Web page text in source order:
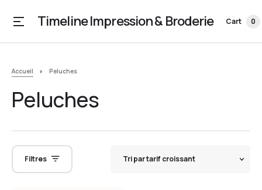
Timeline Impression & Broderie Cart 0
Accueil Peluches
Peluches
Filtres